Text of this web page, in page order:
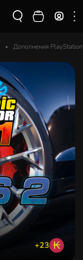
Дополнения PlayStation
+23 ₭